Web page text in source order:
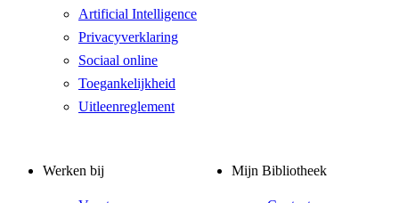
Artificial Intelligence
Privacyverklaring
Sociaal online
Toegankelijkheid
Uitleenreglement
Werken bij Mijn Bibliotheek